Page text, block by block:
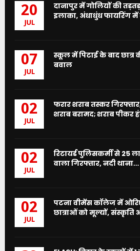
20
JUL
दानापुर में गोलियों की
इलाका, अंधाधुंध फायरिंग में
07
JUL
स्कूल में पिटाई के बाद छात्र
बवाल
02
JUL
फरार शराब तस्कर
शराब बरामद; शराब पीकर
02
JUL
रिटायर्ड पुलिसकर्मी से 25
वाला गिरफ्तार, नदी थाना...
02
JUL
पटना वीमेंस कॉलेज में
छात्राओं को मूल्यों, संस्कृति